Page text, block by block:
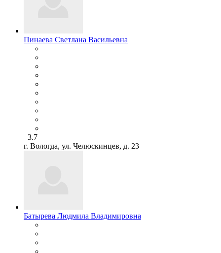
Пинаева Светлана Васильевна
3.7
г. Вологда, ул. Челюскинцев, д. 23
Батырева Людмила Владимировна